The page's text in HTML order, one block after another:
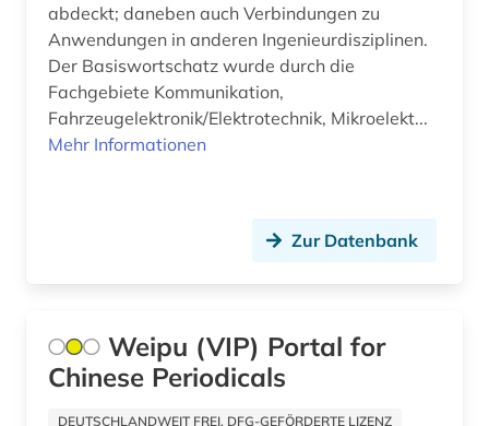
geschichte 1450-1950 (1)
geschichtswissenschaft (2)
gesellschaft (2)
haustechnik (1)
hersteller (1)
abdeckt; daneben auch Verbindungen zu
Anwendungen in anderen Ingenieurdisziplinen.
Der Basiswortschatz wurde durch die
Fachgebiete Kommunikation,
Fahrzeugelektronik/Elektrotechnik, Mikroelekt...
Mehr Informationen
Zur Datenbank
Weipu (VIP) Portal for
Chinese Periodicals
DEUTSCHLANDWEIT FREI, DFG-GEFÖRDERTE LIZENZ